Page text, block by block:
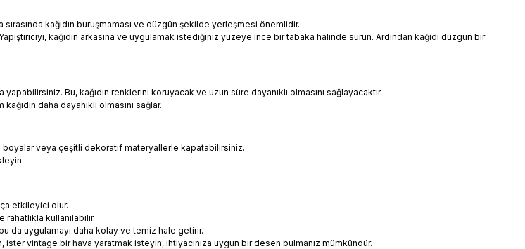
kağıdın buruşmaması ve düzgün şekilde yerleşmesi önemlidir.
kağıdın arkasına ve uygulamak istediğiniz yüzeye ince bir tabaka halinde sürün. Ardından kağıdı düzgün bir
Bu, kağıdın renklerini koruyacak ve uzun süre dayanıklı olmasını sağlayacaktır.
daha dayanıklı olmasını sağlar.
boyalar veya çeşitli dekoratif materyallerle kapatabilirsiniz.
etkileyici olur.
kullanılabilir.
bu da uygulamayı daha kolay ve temiz hale getirir.
vintage bir hava yaratmak isteyin, ihtiyacınıza uygun bir desen bulmanız mümkündür.